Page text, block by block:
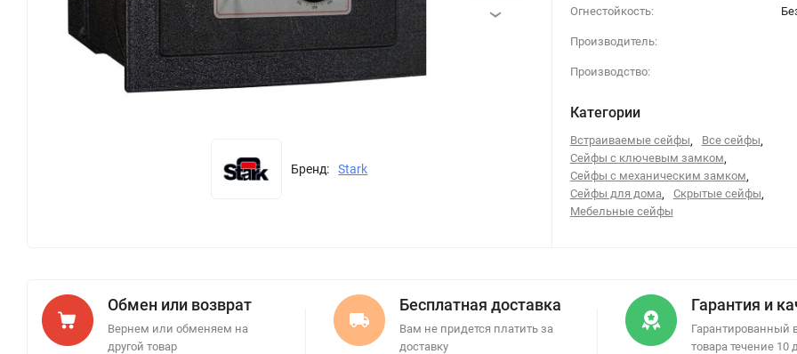
›
Бренд: Stark
Огнестойкость:
Производитель:
Производство:
Категории
Встраиваемые сейфы, Все сейфы,
Сейфы с ключевым замком,
Сейфы с механическим замком,
Сейфы для дома, Скрытые сейфы,
Мебельные сейфы
Обмен или возврат
Вернем или обменяем на
другой товар
Бесплатная доставка
Вам не придется платить за
доставку
Гарантия и
Гарантированный
товара течение 10